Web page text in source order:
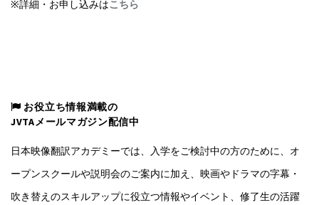
※詳細・お申し込みはこちら
お役立ち情報満載の
JVTAメールマガジン配信中
日本映像翻訳アカデミーでは、入学をご検討中の方のために、オ
ープンスクールや説明会のご案内に加え、映画やドラマの字幕・
吹き替えのスキルアップに役立つ情報やイベント、修了生の活躍